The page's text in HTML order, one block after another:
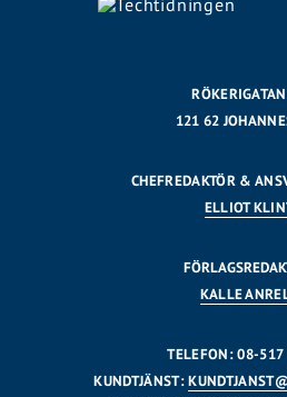
121 62
CHEFREDAKTÖR &
ELLIOT
KALLE
TELEFON: 08-
KUNDTJÄNST: